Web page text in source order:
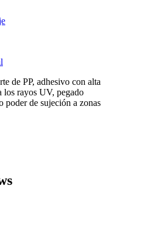
de PP, adhesivo con alta
los rayos UV, pegado
poder de sujeción a zonas